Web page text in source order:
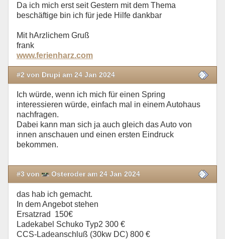
Da ich mich erst seit Gestern mit dem Thema
beschäftige bin ich für jede Hilfe dankbar
Mit hArzlichem Gruß
frank
www.ferienharz.com
#2 von Drupi am 24 Jan 2024
Ich würde, wenn ich mich für einen Spring
interessieren würde, einfach mal in einem Autohaus
nachfragen.
Dabei kann man sich ja auch gleich das Auto von
innen anschauen und einen ersten Eindruck
bekommen.
#3 von Osteroder am 24 Jan 2024
das hab ich gemacht.
In dem Angebot stehen
Ersatzrad 150€
Ladekabel Schuko Typ2 300 €
CCS-Ladeanschluß (30kw DC) 800 €